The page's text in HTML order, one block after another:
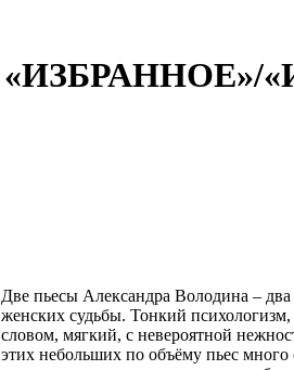
«ИЗБРАННОЕ»/
Две пьесы Александра Володина –
женских судьбы. Тонкий психологизм,
словом, мягкий, с невероятной
этих небольших по объёму пьес